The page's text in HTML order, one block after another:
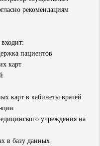
рекомендациям
пациентов
карт
карт в кабинеты врачей
учреждения на
в базу данных